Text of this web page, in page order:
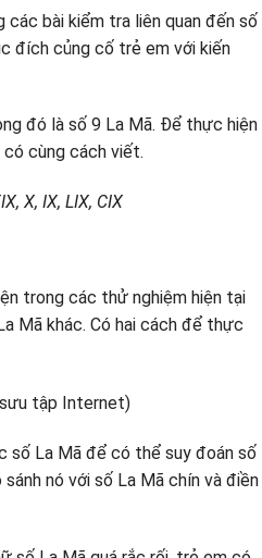
bài kiểm tra liên quan đến số
đích củng cố trẻ em với kiến
đó là số 9 La Mã. Để thực hiện
có cùng cách viết.
X, IX, LIX, CIX
trong các thử nghiệm hiện tại
Mã khác. Có hai cách để thực
số La Mã để có thể suy đoán số
nó với số La Mã chín và điền